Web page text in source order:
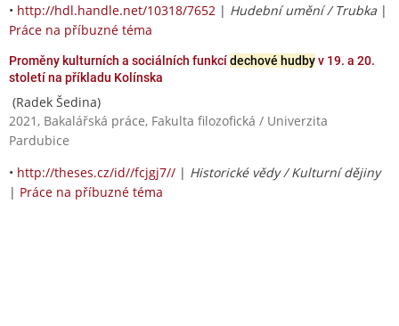
• http://hdl.handle.net/10318/7652 | Hudební umění / Trubka |
Práce na příbuzné téma
Proměny kulturních a sociálních funkcídechové hudbyv 19. a 20.
století na příkladu Kolínska
(Radek Šedina)
2021, Bakalářská práce, Fakulta filozofická / Univerzita
Pardubice
• http://theses.cz/id//fcjgj7// | Historické vědy / Kulturní dějiny
| Práce na příbuzné téma